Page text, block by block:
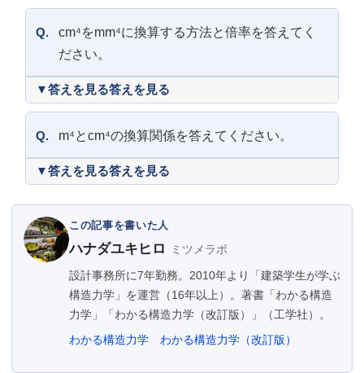
Q.
cm⁴をmm⁴に換算する方法と倍率を答えてく
ださい。
答えを見る
Q. m⁴とcm⁴の換算関係を答えてください。
答えを見る
この記事を書いた人
ハナダユキヒロ
ミツメラボ
設計事務所に7年勤務。2010年より「建築学生が学ぶ
構造力学」を運営（16年以上）。著書「わかる構造
力学」「わかる構造力学（改訂版）」（工学社）。
わかる構造力学
わかる構造力学（改訂版）